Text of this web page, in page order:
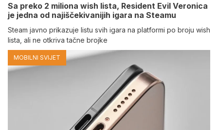
Sa preko 2 miliona wish lista, Resident Evil Veronica
je jedna od najiščekivanijih igara na Steamu
Steam javno prikazuje listu svih igara na platformi po broju wish
lista, ali ne otkriva tačne brojke
MOBILNI SVIJET